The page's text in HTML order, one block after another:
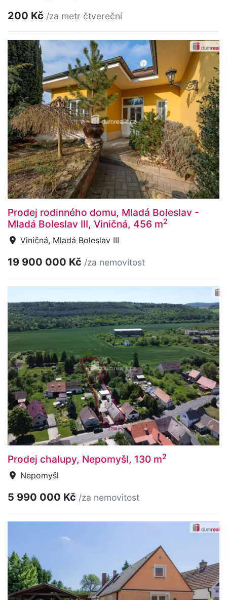
200 Kč /za metr čtvereční
Prodej rodinného domu, Mladá Boleslav -
Mladá Boleslav III, Viničná, 456 m2
Viničná, Mladá Boleslav III
19 900 000 Kč /za nemovitost
Prodej chalupy, Nepomyšl, 130 m2
Nepomyšl
5 990 000 Kč /za nemovitost